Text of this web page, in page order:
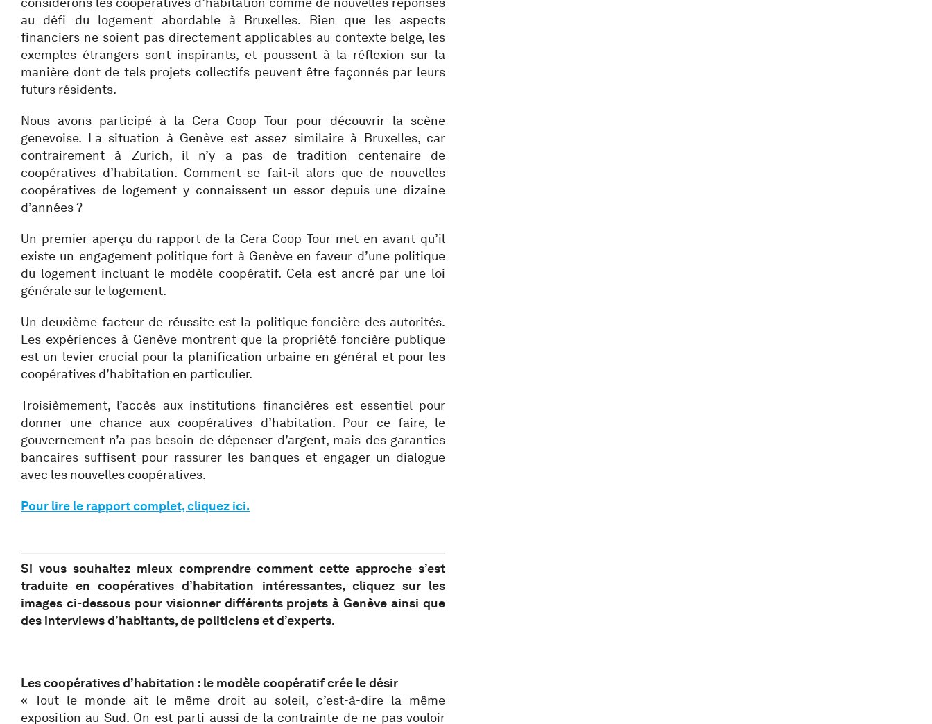
au défi du logement abordable à Bruxelles. Bien que les aspects
financiers ne soient pas directement applicables au contexte belge, les
exemples étrangers sont inspirants, et poussent à la réflexion sur la
manière dont de tels projets collectifs peuvent être façonnés par leurs
futurs résidents.
Nous avons participé à la Cera Coop Tour pour découvrir la scène
genevoise. La situation à Genève est assez similaire à Bruxelles, car
contrairement à Zurich, il n’y a pas de tradition centenaire de
coopératives d’habitation. Comment se fait-il alors que de nouvelles
coopératives de logement y connaissent un essor depuis une dizaine
d’années ?
Un premier aperçu du rapport de la Cera Coop Tour met en avant qu’il
existe un engagement politique fort à Genève en faveur d’une politique
du logement incluant le modèle coopératif. Cela est ancré par une loi
générale sur le logement.
Un deuxième facteur de réussite est la politique foncière des autorités.
Les expériences à Genève montrent que la propriété foncière publique
est un levier crucial pour la planification urbaine en général et pour les
coopératives d’habitation en particulier.
Troisièmement, l’accès aux institutions financières est essentiel pour
donner une chance aux coopératives d’habitation. Pour ce faire, le
gouvernement n’a pas besoin de dépenser d’argent, mais des garanties
bancaires suffisent pour rassurer les banques et engager un dialogue
avec les nouvelles coopératives.
Pour lire le rapport complet, cliquez ici.
Si vous souhaitez mieux comprendre comment cette approche s’est
traduite en coopératives d’habitation intéressantes, cliquez sur les
images ci-dessous pour visionner différents projets à Genève ainsi que
des interviews d’habitants, de politiciens et d’experts.
Les coopératives d’habitation : le modèle coopératif crée le désir
« Tout le monde ait le même droit au soleil, c’est-à-dire la même
exposition au Sud. On est parti aussi de la contrainte de ne pas vouloir